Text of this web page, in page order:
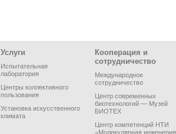
Услуги
Испытательная
лаборатория
Центры коллективного
пользования
Установка искусственного
климата
Кооперация и
сотрудничество
Международное
сотрудничество
Центр современных
биотехнологий — Музей
БИОТЕХ
Центр компетенций НТИ
«Молекулярная инженерия